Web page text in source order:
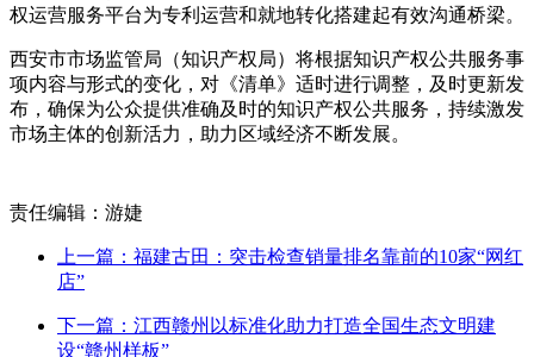
权运营服务平台为专利运营和就地转化搭建起有效沟通桥梁。
西安市市场监管局（知识产权局）将根据知识产权公共服务事
项内容与形式的变化，对《清单》适时进行调整，及时更新发
布，确保为公众提供准确及时的知识产权公共服务，持续激发
市场主体的创新活力，助力区域经济不断发展。
责任编辑：游婕
上一篇：福建古田：突击检查销量排名靠前的10家“网红
店”
下一篇：江西赣州以标准化助力打造全国生态文明建
设“赣州样板”